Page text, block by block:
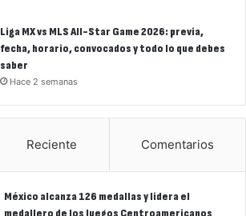
Liga MX vs MLS All-Star Game 2026: previa,
fecha, horario, convocados y todo lo que debes
saber
Hace 2 semanas
Reciente Comentarios
México alcanza 126 medallas y lidera el
medallero de los Juegos Centroamericanos